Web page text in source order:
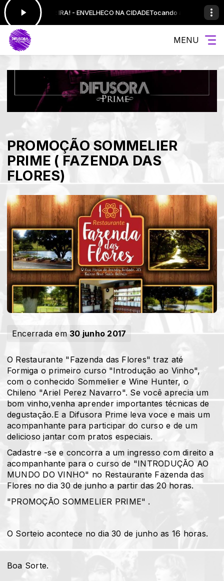
agora: IRA! - ENVELHECO NA CIDADETocando agora: IRA! -
MENU
PROMOÇÃO SOMMELIER
PRIME ( FAZENDA DAS
FLORES)
Encerrada em 30 junho 2017
O Restaurante "Fazenda das Flores" traz até
Formiga o primeiro curso "Introdução ao Vinho",
com o conhecido Sommelier e Wine Hunter, o
Chileno "Ariel Perez Navarro". Se você aprecia um
bom vinho,venha aprender importantes técnicas de
degustação.E a Difusora Prime leva voce e mais um
acompanhante para participar do curso e de um
delicioso jantar com pratos especiais.
Cadastre -se e concorra a um ingresso com direito a
acompanhante para o curso de "INTRODUÇÃO AO
MUNDO DO VINHO" no Restaurante Fazenda das
Flores no dia 30 de junho a partir das 20 horas.
"PROMOÇÃO SOMMELIER PRIME" .
O Sorteio acontece no dia 30 de junho as 16 horas.
Boa Sorte.